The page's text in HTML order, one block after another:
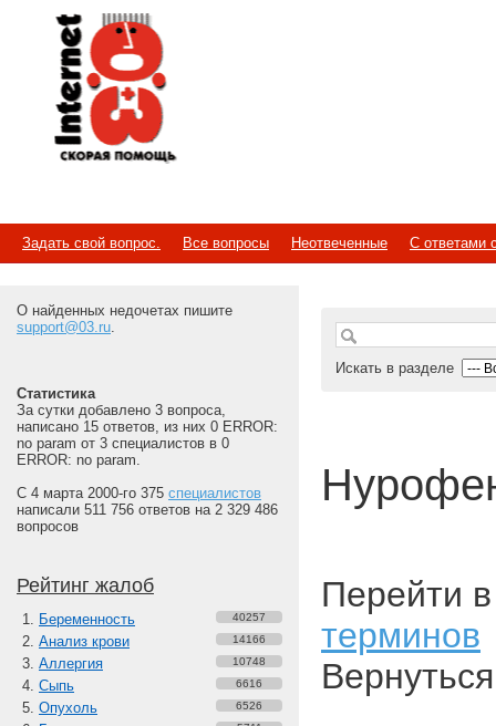
Internet
Скорая помощь
Задать свой вопрос. Все вопросы Неотвеченные С ответами
О найденных недочетах пишите
support@03.ru.
Статистика
За сутки добавлено 3 вопроса,
написано 15 ответов, из них 0 ERROR:
no param от 3 специалистов в 0
ERROR: no param.
С 4 марта 2000-го 375 специалистов
написали 511 756 ответов на 2 329 486
вопросов
Рейтинг жалоб
Беременность 40257
Анализ крови 14166
Аллергия 10748
Сыпь 6616
Опухоль 6526
Искать в разделе
Перейти
терминов